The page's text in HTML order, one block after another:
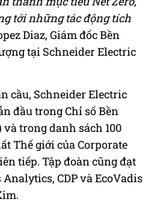
tới những tác động tích
Diaz, Giám đốc Bền
tại Schneider Electric
cầu, Schneider Electric
đầu trong Chỉ số Bền
trong danh sách 100
Thế giới của Corporate
tiếp. Tập đoàn cũng đạt
CDP và EcoVadis